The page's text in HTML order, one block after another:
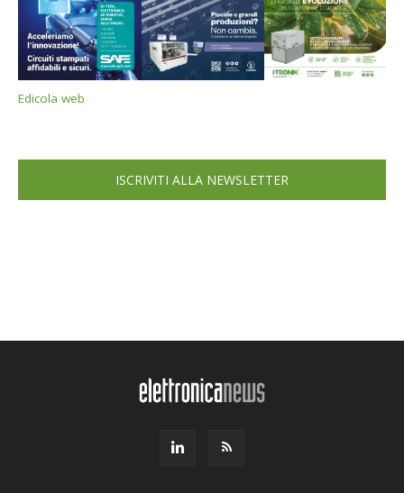
Edicola web
ISCRIVITI ALLA NEWSLETTER